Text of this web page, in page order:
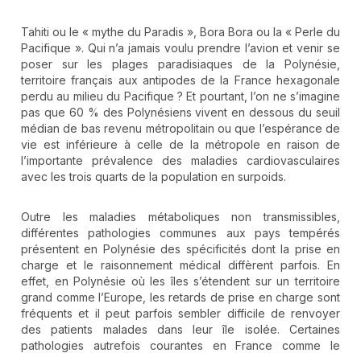
Tahiti ou le « mythe du Paradis », Bora Bora ou la « Perle du
Pacifique ». Qui n’a jamais voulu prendre l’avion et venir se
poser sur les plages paradisiaques de la Polynésie,
territoire français aux antipodes de la France hexagonale
perdu au milieu du Pacifique ? Et pourtant, l’on ne s’imagine
pas que 60 % des Polynésiens vivent en dessous du seuil
médian de bas revenu métropolitain ou que l’espérance de
vie est inférieure à celle de la métropole en raison de
l’importante prévalence des maladies cardiovasculaires
avec les trois quarts de la population en surpoids.
Outre les maladies métaboliques non transmissibles,
différentes pathologies communes aux pays tempérés
présentent en Polynésie des spécificités dont la prise en
charge et le raisonnement médical diffèrent parfois. En
effet, en Polynésie où les îles s’étendent sur un territoire
grand comme l’Europe, les retards de prise en charge sont
fréquents et il peut parfois sembler difficile de renvoyer
des patients malades dans leur île isolée. Certaines
pathologies autrefois courantes en France comme le